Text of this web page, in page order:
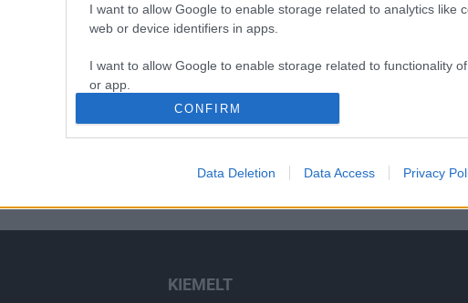
I want to allow Google to enable storage related to analytics like
web or device identifiers in apps.
I want to allow Google to enable storage related to functionality
or app.
I want to allow Google to enable storage related to personalization.
I want to allow Google to enable storage related to security,
authentication functionality and fraud prevention, and other user
CONFIRM
Data Deletion Data Access Privacy
KIEMELT